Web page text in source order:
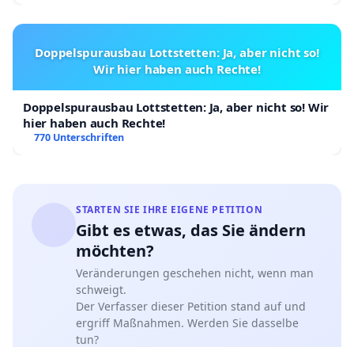
Doppelspurausbau Lottstetten: Ja, aber nicht so!
Wir hier haben auch Rechte!
Doppelspurausbau Lottstetten: Ja, aber nicht so! Wir
hier haben auch Rechte!
770 Unterschriften
STARTEN SIE IHRE EIGENE PETITION
Gibt es etwas, das Sie ändern
möchten?
Veränderungen geschehen nicht, wenn man
schweigt.
Der Verfasser dieser Petition stand auf und
ergriff Maßnahmen. Werden Sie dasselbe
tun?